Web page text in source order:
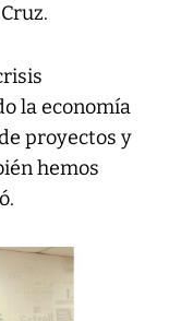
la economía
proyectos y
hemos